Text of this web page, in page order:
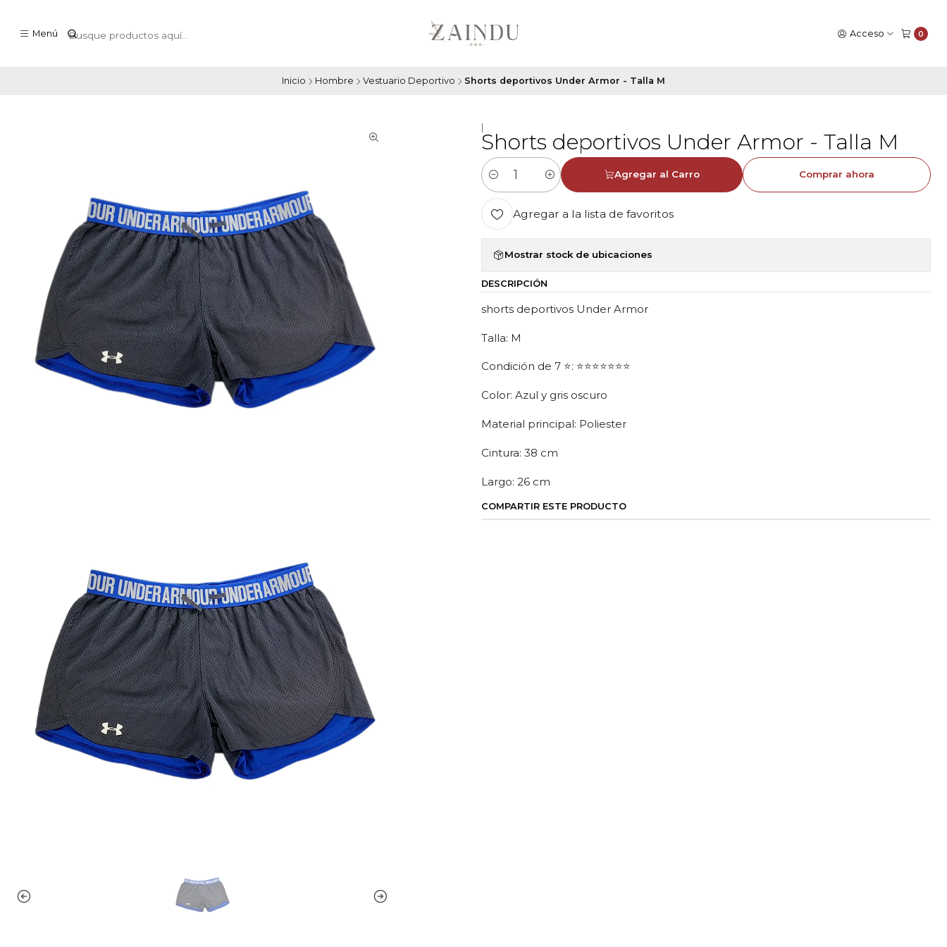
Menú Acceso 0
Inicio Hombre Vestuario Deportivo Shorts deportivos Under Armor - Talla M
Shorts deportivos Under Armor - Talla M
Cantidad
Agregar al Carro Comprar ahora
Agregar a la lista de favoritos
Mostrar stock de ubicaciones
DESCRIPCIÓN
shorts deportivos Under Armor
Talla: M
Condición de 7 ⭐: ⭐⭐⭐⭐⭐⭐⭐
Color: Azul y gris oscuro
Material principal: Poliester
Cintura: 38 cm
Largo: 26 cm
COMPARTIR ESTE PRODUCTO